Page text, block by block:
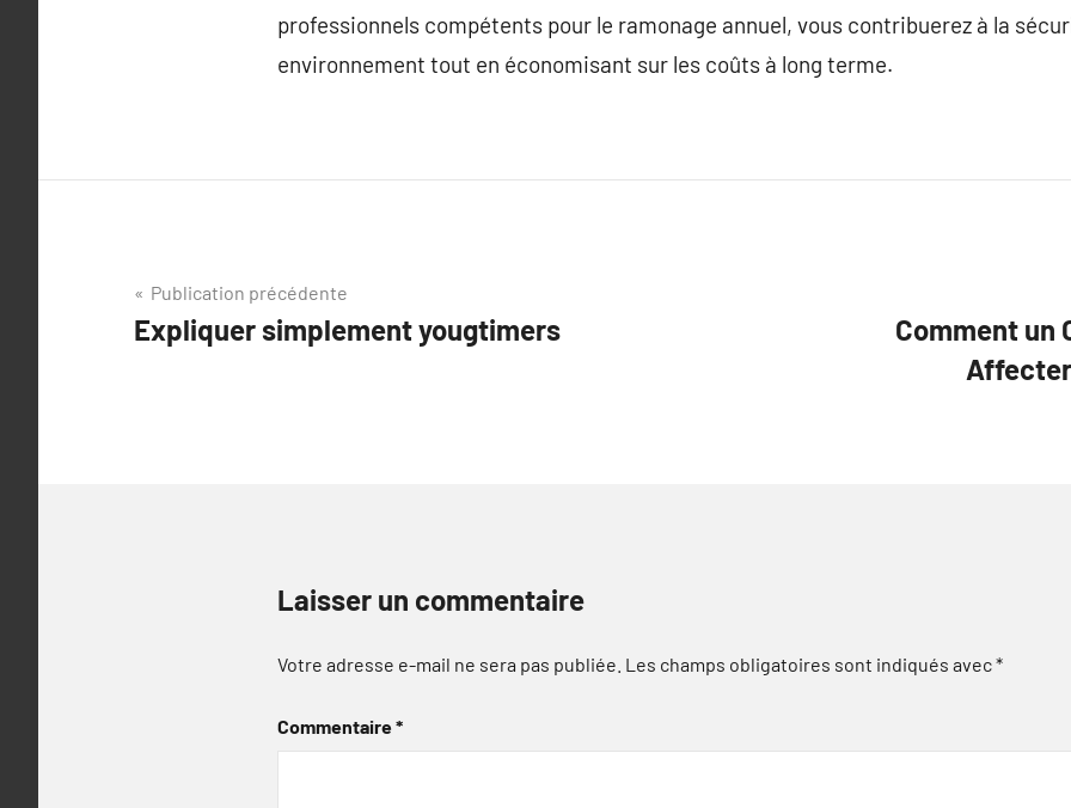
professionnels compétents pour le ramonage annuel, vous contribuerez à la
environnement tout en économisant sur les coûts à long terme.
Navigation
de
Publication précédente
Expliquer simplement yougtimers
Comment un
Laisser un commentaire
Votre adresse e-mail ne sera pas publiée. Les champs obligatoires sont indiqués avec*
Commentaire*